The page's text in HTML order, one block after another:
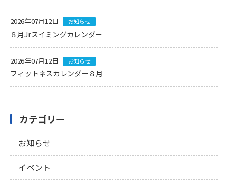
2026年07月12日 お知らせ
８月Jrスイミングカレンダー
2026年07月12日 お知らせ
フィットネスカレンダー８月
カテゴリー
お知らせ
イベント